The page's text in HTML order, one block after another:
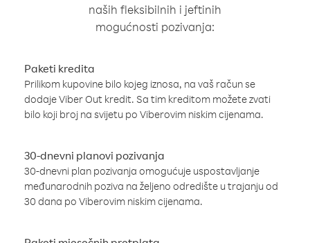
naših fleksibilnih i jeftinih
mogućnosti pozivanja:
Paketi kredita
Prilikom kupovine bilo kojeg iznosa, na vaš račun se
dodaje Viber Out kredit. Sa tim kreditom možete zvati
bilo koji broj na svijetu po Viberovim niskim cijenama.
30-dnevni planovi pozivanja
30-dnevni plan pozivanja omogućuje uspostavljanje
međunarodnih poziva na željeno odredište u trajanju od
30 dana po Viberovim niskim cijenama.